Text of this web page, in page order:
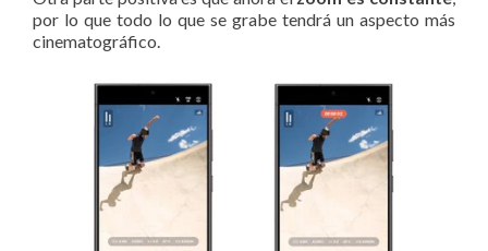
por lo que todo lo que se grabe tendrá un aspecto más
cinematográfico.